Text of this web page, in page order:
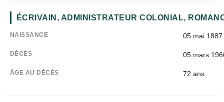
ÉCRIVAIN, ADMINISTRATEUR COLONIAL,
NAISSANCE 05 mai 1887
DÉCÈS 05 mars
ÂGE AU DÉCÈS 72 ans